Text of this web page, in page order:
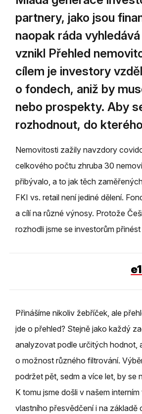
partnery, jako jsou
naopak ráda
vznikl Přehled
cílem je investory
o fondech, aniž by
nebo prospekty. Aby
rozhodnout, do
Nemovitosti zažily navzdory
celkového počtu zhruba 30
přibývalo, a to jak těch
FKI vs. retail není jediné dělení.
a cílí na různé výnosy. Protože
rozhodli jsme se investorům
Přinášíme nikoliv žebříček, ale
jde o přehled? Stejně jako každý
analyzovat podle určitých hodnot,
o možnost různého filtrování.
podržet pět, sedm a více let, by se
K tomu jsme došli v našem
vlastního přesvědčení i na základě